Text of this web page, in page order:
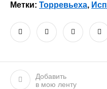
Метки: Торревьеха,
Добавить
в мою ленту